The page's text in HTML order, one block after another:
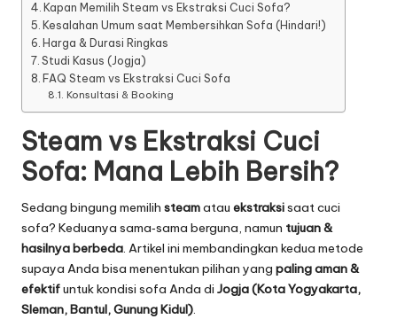
Kapan Memilih Steam vs Ekstraksi Cuci Sofa?
Kesalahan Umum saat Membersihkan Sofa (Hindari!)
Harga & Durasi Ringkas
Studi Kasus (Jogja)
FAQ Steam vs Ekstraksi Cuci Sofa
Konsultasi & Booking
Steam vs Ekstraksi Cuci
Sofa: Mana Lebih Bersih?
Sedang bingung memilih steamatau ekstraksisaat cuci
sofa? Keduanya sama‑sama berguna, namun tujuan &
hasilnya berbeda. Artikel ini membandingkan kedua metode
supaya Anda bisa menentukan pilihan yang paling aman &
efektifuntuk kondisi sofa Anda di Jogja (Kota Yogyakarta,
Sleman, Bantul, Gunung Kidul).